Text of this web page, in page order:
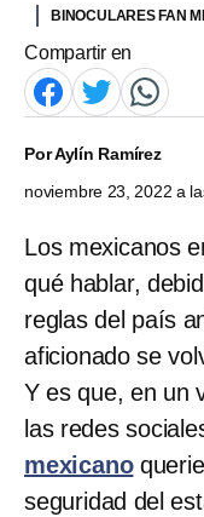
BINOCULARES FAN
Compartir en
PorAylín Ramírez
noviembre 23, 2022 a
Los mexicanos
qué hablar,
reglas del país
aficionado se
Y es que, en un
las redes
mexicano
seguridad del